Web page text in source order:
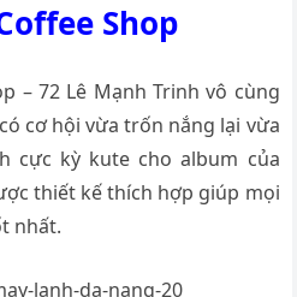
Shop
– 72 Lê Mạnh Trinh vô cùng
cơ hội vừa trốn nắng lại vừa
cực kỳ kute cho album của
thiết kế thích hợp giúp mọi
nhất.